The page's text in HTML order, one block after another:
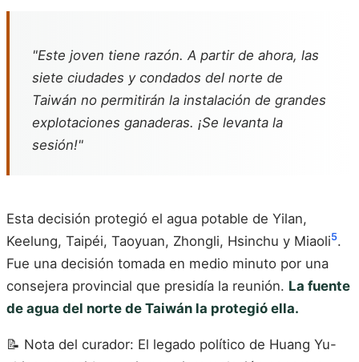
"Este joven tiene razón. A partir de ahora, las
siete ciudades y condados del norte de
Taiwán no permitirán la instalación de grandes
explotaciones ganaderas. ¡Se levanta la
sesión!"
Esta decisión protegió el agua potable de Yilan,
Keelung, Taipéi, Taoyuan, Zhongli, Hsinchu y Miaoli5.
Fue una decisión tomada en medio minuto por una
consejera provincial que presidía la reunión. La fuente
de agua del norte de Taiwán la protegió ella.
📝 Nota del curador: El legado político de Huang Yu-